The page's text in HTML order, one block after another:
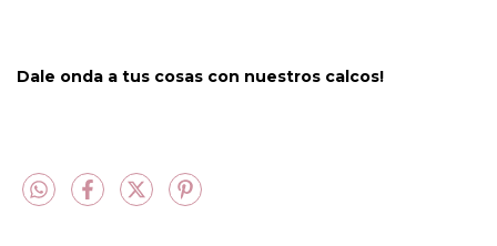
Dale onda a tus cosas con nuestros calcos!